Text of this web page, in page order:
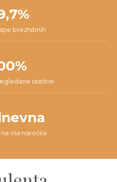
brezhibnih
rastline
vsa naročila